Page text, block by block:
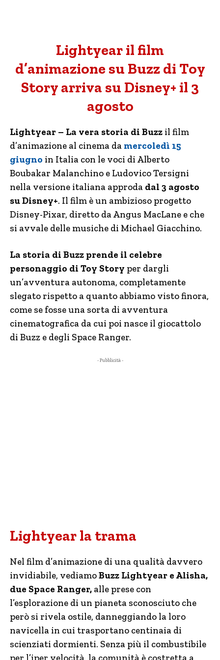
Lightyear il film
d’animazione su Buzz di Toy
Story arriva su Disney+ il 3
agosto
Lightyear – La vera storia di Buzz il film
d’animazione al cinema da mercoledì 15
giugno in Italia con le voci di Alberto
Boubakar Malanchino e Ludovico Tersigni
nella versione italiana approda dal 3 agosto
su Disney+. Il film è un ambizioso progetto
Disney-Pixar, diretto da Angus MacLane e che
si avvale delle musiche di Michael Giacchino.
La storia di Buzz prende il celebre
personaggio di Toy Story per dargli
un’avventura autonoma, completamente
slegato rispetto a quanto abbiamo visto finora,
come se fosse una sorta di avventura
cinematografica da cui poi nasce il giocattolo
di Buzz e degli Space Ranger.
- Pubblicità -
Lightyear la trama
Nel film d’animazione di una qualità davvero
invidiabile, vediamoBuzz Lightyear e Alisha,
due Space Ranger, alle prese con
l’esplorazione di un pianeta sconosciuto che
però si rivela ostile, danneggiando la loro
navicella in cui trasportano centinaia di
scienziati dormienti. Senza più il combustibile